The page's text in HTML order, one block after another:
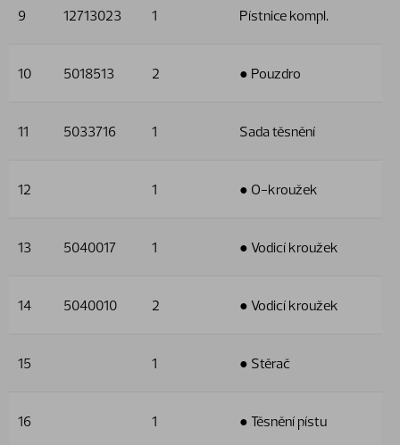
9 12713023 1 Pístnice kompl.
10 5018513 2 ● Pouzdro
11 5033716 1 Sada těsnění
12 1 ● O-kroužek
13 5040017 1 ● Vodicí kroužek
14 5040010 2 ● Vodicí kroužek
15 1 ● Stěrač
16 1 ● Těsnění pístu